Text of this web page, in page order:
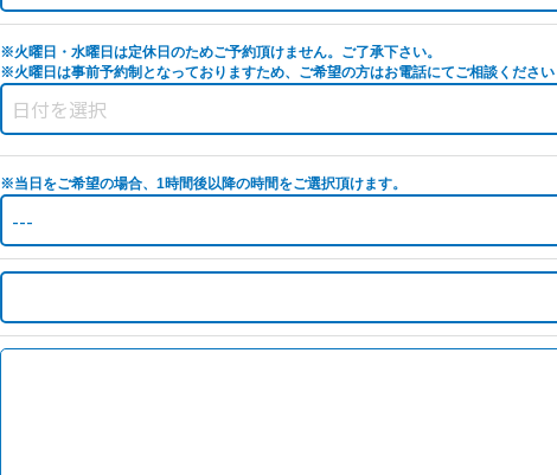
※火曜日・水曜日は定休日のためご予約頂けません。ご了承下さい。
※火曜日は事前予約制となっておりますため、ご希望の方はお電話にてご相談ください
※当日をご希望の場合、1時間後以降の時間をご選択頂けます。